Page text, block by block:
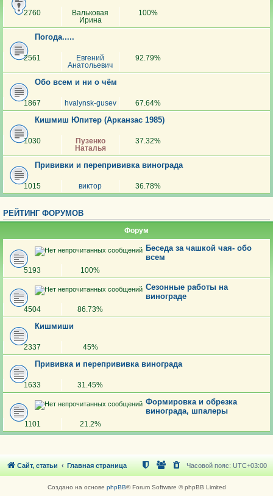
2760
Вальковая
Ирина
100%
Погода.....
2561
Евгений
Анатольевич
92.79%
Обо всем и ни о чём
1867 hvalynsk-gusev 67.64%
Кишмиш Юпитер (Арканзас 1985)
1030
Пузенко
Наталья
37.32%
Прививки и перепрививка винограда
1015 виктор 36.78%
РЕЙТИНГ ФОРУМОВ
Форум
Беседа за чашкой чая- обо
всем
5193 100%
Сезонные работы на
винограде
4504 86.73%
Кишмиши
2337 45%
Прививка и перепрививка винограда
1633 31.45%
Формировка и обрезка
винограда, шпалеры
1101 21.2%
Сайт, статьи Главная страница Часовой пояс: UTC+03:00
Создано на основе phpBB® Forum Software © phpBB Limited